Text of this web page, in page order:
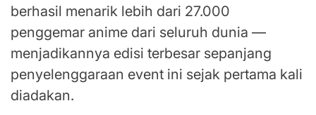
berhasil menarik lebih dari 27.000
penggemar anime dari seluruh dunia —
menjadikannya edisi terbesar sepanjang
penyelenggaraan event ini sejak pertama kali
diadakan.